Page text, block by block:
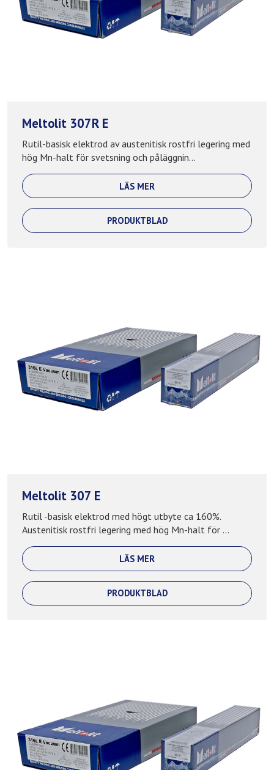
Meltolit 307R E
Rutil-basisk elektrod av austenitisk rostfri legering med
hög Mn-halt för svetsning och påläggnin...
LÄS MER
PRODUKTBLAD
Meltolit 307 E
Rutil -basisk elektrod med högt utbyte ca 160%.
Austenitisk rostfri legering med hög Mn-halt för ...
LÄS MER
PRODUKTBLAD